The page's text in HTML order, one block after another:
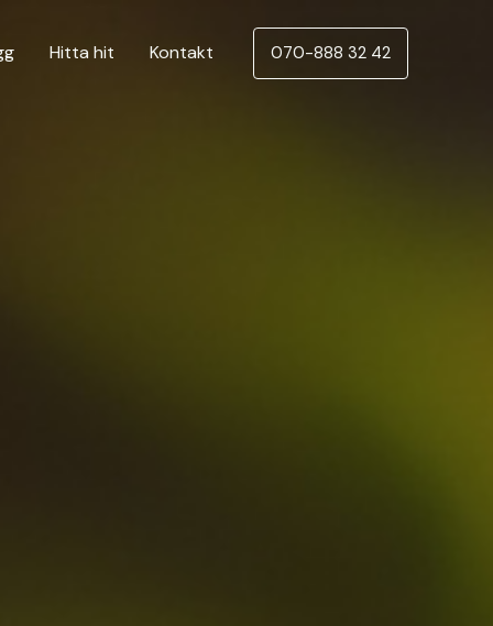
Hitta hit Kontakt 070-888 32 42